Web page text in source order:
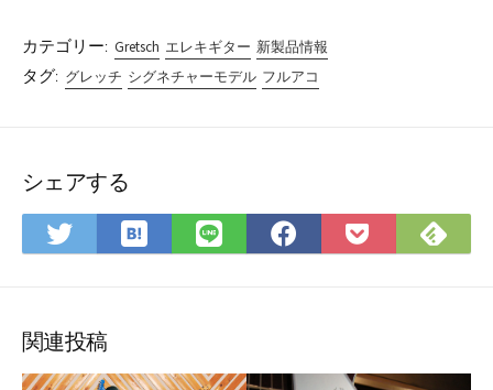
カテゴリー: Gretsch エレキギター 新製品情報
タグ: グレッチ シグネチャーモデル フルアコ
シェアする
Twitter
で
ア
は
て
LINE
で
Facebook
で
Pocket
に
で
関連投稿